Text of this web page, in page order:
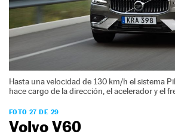
Hasta una velocidad de 130 km/h el sistema
hace cargo de la dirección, el acelerador y el
FOTO 27 DE 29
Volvo V60